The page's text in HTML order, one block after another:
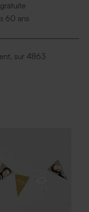
60 ans
sur 4863